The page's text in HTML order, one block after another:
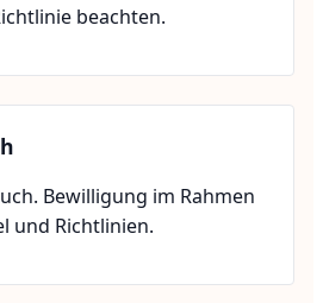
beachten.
Bewilligung im Rahmen
und Richtlinien.